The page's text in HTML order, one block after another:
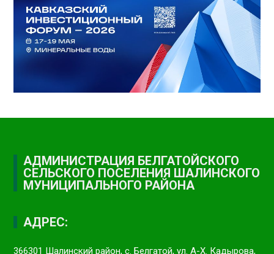
АДМИНИСТРАЦИЯ БЕЛГАТОЙСКОГО
СЕЛЬСКОГО ПОСЕЛЕНИЯ ШАЛИНСКОГО
МУНИЦИПАЛЬНОГО РАЙОНА
АДРЕС:
366301 Шалинский район, с. Белгатой, ул. А-Х. Кадырова,